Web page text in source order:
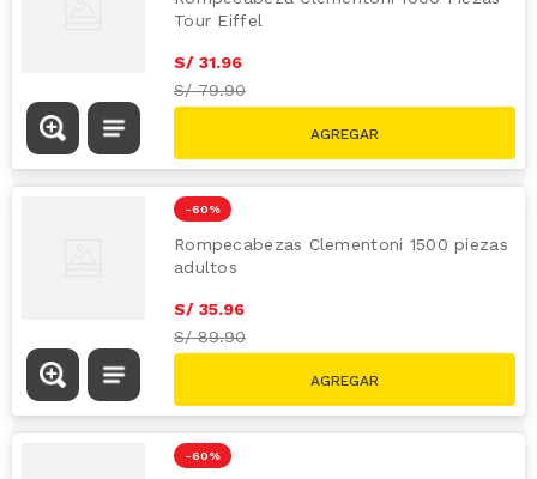
Tour Eiffel
S/ 31.96
S/79.90
-60 %
Rompecabezas Clementoni 1500 piezas
adultos
S/ 35.96
S/89.90
-60 %